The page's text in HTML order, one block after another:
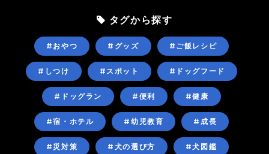
タグから探す
#おやつ #グッズ #ご飯レシピ
#しつけ #スポット #ドッグフード
#ドッグラン #便利 #健康
#宿・ホテル #幼児教育 #成長
#災対策 #犬の選び方 #犬図鑑